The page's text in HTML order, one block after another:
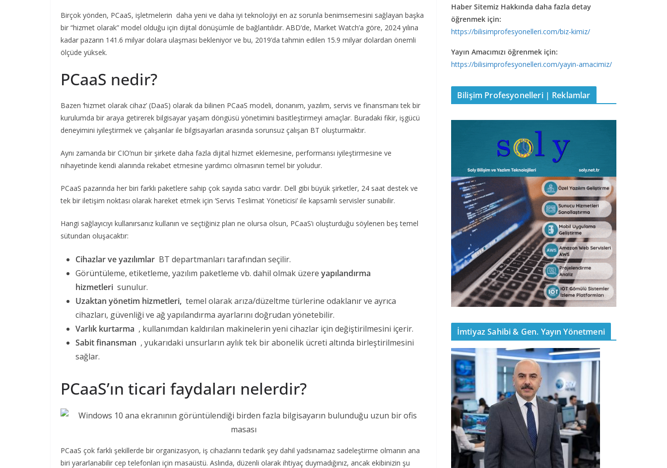
Birçok yönden, PCaaS, işletmelerin daha yeni ve daha iyi teknolojiyi en az sorunla benimsemesini sağlayan başka
bir “hizmet olarak” model olduğu için dijital dönüşümle de bağlantılıdır. ABD’de, Market Watch’a göre, 2024 yılına
kadar pazarın 141.6 milyar dolara ulaşması bekleniyor ve bu, 2019’da tahmin edilen 15.9 milyar dolardan önemli
ölçüde yüksek.
PCaaS nedir?
Bazen ‘hizmet olarak cihaz’ (DaaS) olarak da bilinen PCaaS modeli, donanım, yazılım, servis ve finansmanı tek bir
kurulumda bir araya getirerek bilgisayar yaşam döngüsü yönetimini basitleştirmeyi amaçlar. Buradaki fikir, işgücü
deneyimini iyileştirmek ve çalışanlar ile bilgisayarları arasında sorunsuz çalışan BT oluşturmaktır.
Aynı zamanda bir CIO’nun bir şirkete daha fazla dijital hizmet eklemesine, performansı iyileştirmesine ve
nihayetinde kendi alanında rekabet etmesine yardımcı olmasının temel bir yoludur.
PCaaS pazarında her biri farklı paketlere sahip çok sayıda satıcı vardır. Dell gibi büyük şirketler, 24 saat destek ve
tek bir iletişim noktası olarak hareket etmek için ‘Servis Teslimat Yöneticisi’ ile kapsamlı servisler sunabilir.
Hangi sağlayıcıyı kullanırsanız kullanın ve seçtiğiniz plan ne olursa olsun, PCaaS’ı oluşturduğu söylenen beş temel
sütundan oluşacaktır:
Cihazlar ve yazılımlar BT departmanları tarafından seçilir.
Görüntüleme, etiketleme, yazılım paketleme vb. dahil olmak üzere yapılandırma
hizmetleri sunulur.
Uzaktan yönetim hizmetleri, temel olarak arıza/düzeltme türlerine odaklanır ve ayrıca
cihazları, güvenliği ve ağ yapılandırma ayarlarını doğrudan yönetebilir.
Varlık kurtarma , kullanımdan kaldırılan makinelerin yeni cihazlar için değiştirilmesini içerir.
Sabit finansman , yukarıdaki unsurların aylık tek bir abonelik ücreti altında birleştirilmesini
sağlar.
PCaaS’ın ticari faydaları nelerdir?
PCaaS çok farklı şekillerde bir organizasyon, iş cihazlarını tedarik şey dahil yadsınamaz sadeleştirme olmanın ana
biri yararlanabilir cep telefonları için masaüstü. Aslında, düzenli olarak ihtiyaç duymadığınız, ancak ekibinizin şu
Haber Sitemiz Hakkında daha fazla detay
öğrenmek için:
https://bilisimprofesyonelleri.com/biz-kimiz/
Yayın Amacımızı öğrenmek için:
https://bilisimprofesyonelleri.com/yayin-amacimiz/
Bilişim Profesyonelleri | Reklamlar
İmtiyaz Sahibi & Gen. Yayın Yönetmeni